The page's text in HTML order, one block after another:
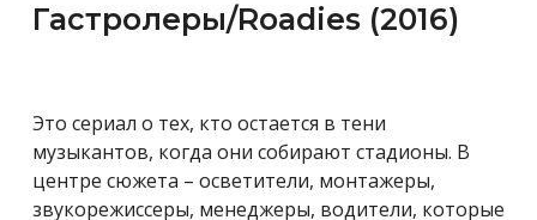
Гастролеры/Roadies (2016)
Это сериал о тех, кто остается в тени
музыкантов, когда они собирают стадионы. В
центре сюжета – осветители, монтажеры,
звукорежиссеры, менеджеры, водители, которые